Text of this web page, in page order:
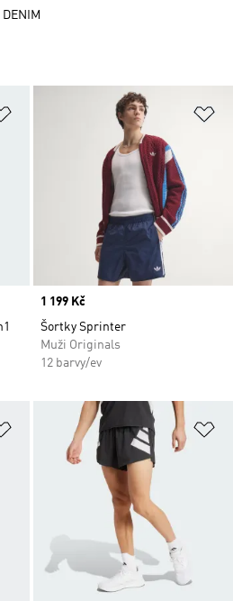
Přidat do seznamu přání
Price
1 199 Kč
Šortky Sprinter
Muži Originals
12 barvy/ev
Přidat do seznamu přání
DENIM